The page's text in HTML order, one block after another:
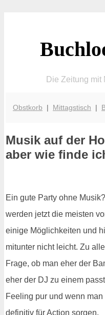
Die Zeitung mit
Obstkorb | Mittagstisch |
Musik auf der
aber wie finde
Ein gute Party ohne
werden jetzt die meisten
einige Möglichkeiten und
mitunter nicht leicht. Zu
Frage, ob man eher der
eher der DJ zu einem
Feeling pur und wenn
definitiv für Action sorgen.